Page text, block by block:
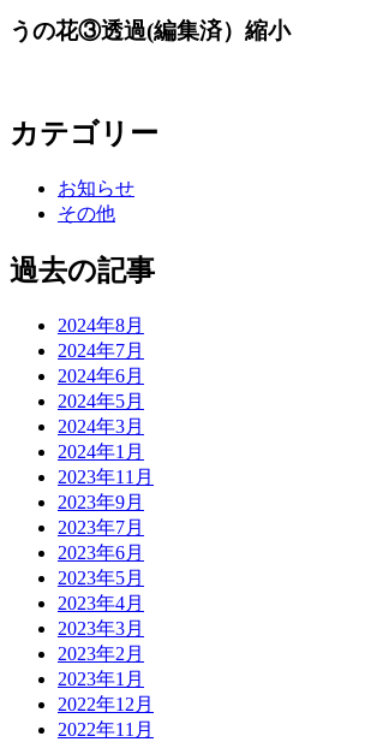
うの花③透過(編集済）縮小
カテゴリー
お知らせ
その他
過去の記事
2024年8月
2024年7月
2024年6月
2024年5月
2024年3月
2024年1月
2023年11月
2023年9月
2023年7月
2023年6月
2023年5月
2023年4月
2023年3月
2023年2月
2023年1月
2022年12月
2022年11月